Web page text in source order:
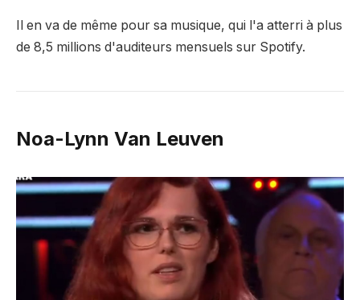
Il en va de même pour sa musique, qui l'a atterri à plus
de 8,5 millions d'auditeurs mensuels sur Spotify.
Noa-Lynn Van Leuven